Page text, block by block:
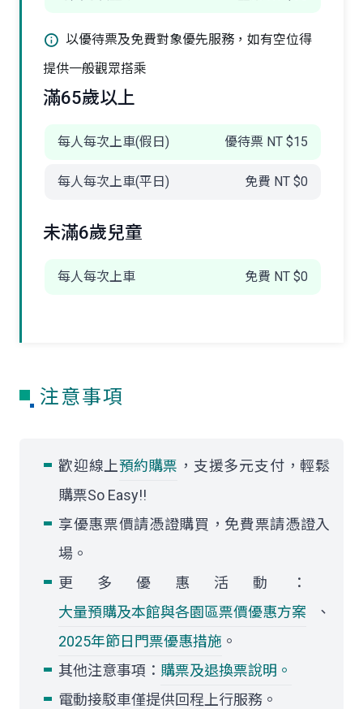
以優待票及免費對象優先服務，如有空位得
提供一般觀眾搭乘
滿65歲以上
每人每次上車(假日) 優待票 NT $15
每人每次上車(平日) 免費 NT $0
未滿6歲兒童
每人每次上車 免費 NT $0
注意事項
歡迎線上預約購票 ，支援多元支付，輕鬆
購票So Easy!!
享優惠票價請憑證購買，免費票請憑證入
場。
更多優惠活動：
大量預購及本館與各園區票價優惠方案 、
2025年節日門票優惠措施 。
其他注意事項： 購票及退換票說明。
電動接駁車僅提供回程上行服務。